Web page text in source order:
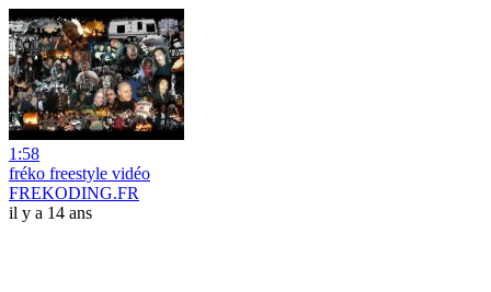
1:58
fréko freestyle vidéo
FREKODING.FR
il y a 14 ans